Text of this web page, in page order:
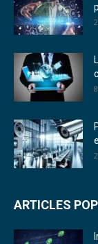
ARTICLES